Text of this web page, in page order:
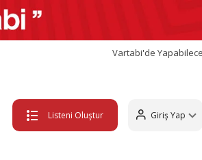
Vartabi'de
Listeni Oluştur Giriş Yap